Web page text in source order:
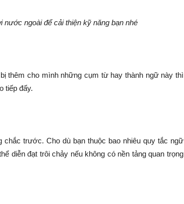
ngoài để cải thiện kỹ năng bạn nhé
thêm cho mình những cụm từ hay thành ngữ này thì
tiếp đấy.
trước. Cho dù bạn thuộc bao nhiêu quy tắc ngữ
diễn đạt trôi chảy nếu không có nền tảng quan trọng